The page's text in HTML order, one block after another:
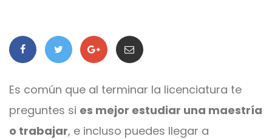
Es común que al terminar la licenciatura te
preguntes si es mejor estudiar una maestría
o trabajar, e incluso puedes llegar a